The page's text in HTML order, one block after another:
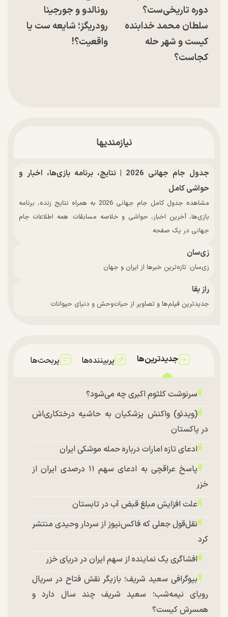
دوره تاریخی‌ست؟
سلطان محمد خدابنده
کیست و شهر حله
کجاست؟
رونالدو و جورجینا
رودریگز؛ شایعه ست یا
واقعیت؟!
نیازمندیها
جدول جام جهانی 2026 | نتایج، برنامه بازی‌ها، اخبار و
حواشی کامل
مشاهده جدول کامل جام جهانی 2026 به همراه نتایج زنده، برنامه
بازی‌ها، آخرین اخبار، حواشی و خلاصه مسابقات. همه اطلاعات جام
جهانی در یک صفحه.
زی‌سان
زی‌سان: تازه‌ترین خبرها از ایران و جهان
راز بقا
جدیدترین فیلم‌ها و تصاویر از حیات‌وحش و دنیای حیوانات
جدیدترین‌ها پربیننده‌ها پربحث‌ها
سرنوشت کلثوم اکبری چه می‌شود؟
(ویدئو) واکنش پزشکیان به حاشیه درختکاری‌اش
در پاکستان
ادعای تازه امارات درباره حمله موشکی ایران
پاسخ عراقچی به ادعای سهم ۱۱ درصدی ایران از
خزر
علت افزایش مبلغ قبض آب در تابستان
نقل‌قول جعلی که فاکس‌نیوز از سردار وحیدی منتشر
کرد
افشاگری یک نماینده از سهم ایران در دریای خزر
بیوگرافی سعید شریف؛ بازیگر نقش فتاح در سریال
رویای نیمه‌شب؛ سعید شریف چند سال دارد و
همسرش کیست؟